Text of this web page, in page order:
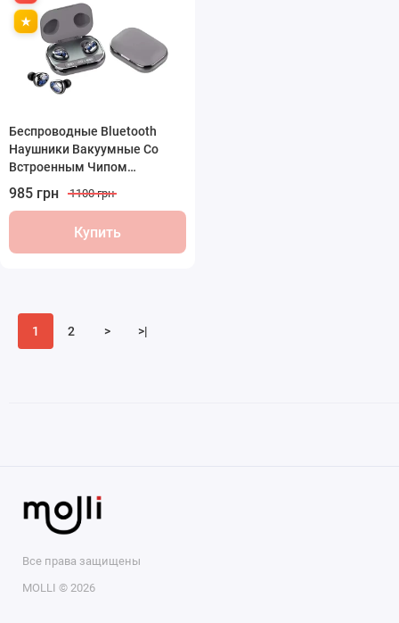
Беспроводные Bluetooth
Наушники Вакуумные Со
Встроенным Чипом
BLUETRUM D09 Pro TWS
Серые
985 грн 1100 грн
Купить
1 2 > >|
Все права защищены
MOLLI © 2026